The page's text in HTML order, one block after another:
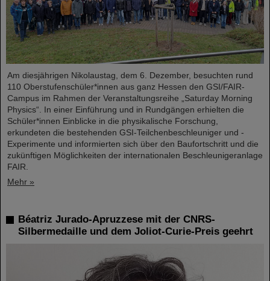
Am diesjährigen Nikolaustag, dem 6. Dezember, besuchten rund
110 Oberstufenschüler*innen aus ganz Hessen den GSI/FAIR-
Campus im Rahmen der Veranstaltungsreihe „Saturday Morning
Physics“. In einer Einführung und in Rundgängen erhielten die
Schüler*innen Einblicke in die physikalische Forschung,
erkundeten die bestehenden GSI-Teilchenbeschleuniger und -
Experimente und informierten sich über den Baufortschritt und die
zukünftigen Möglichkeiten der internationalen Beschleunigeranlage
FAIR.
Mehr »
Béatriz Jurado-Apruzzese mit der CNRS-
Silbermedaille und dem Joliot-Curie-Preis geehrt